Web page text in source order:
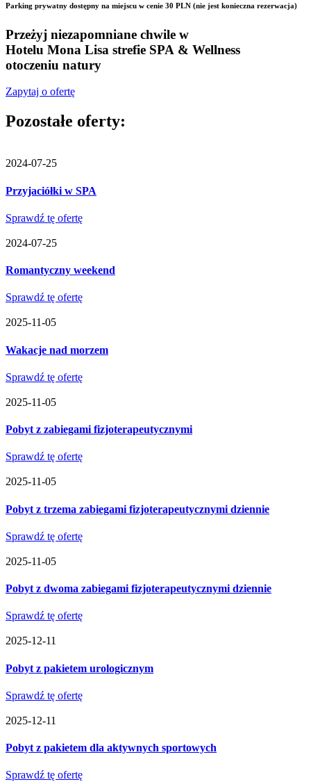
Parking prywatny dostępny na miejscu w cenie 30 PLN (nie jest konieczna rezerwacja)
Przeżyj niezapomniane chwile w
Hotelu Mona Lisa strefie SPA & Wellness
otoczeniu natury
Zapytaj o ofertę
Pozostałe oferty:
2024-07-25
Przyjaciółki w SPA
Sprawdź tę ofertę
2024-07-25
Romantyczny weekend
Sprawdź tę ofertę
2025-11-05
Wakacje nad morzem
Sprawdź tę ofertę
2025-11-05
Pobyt z zabiegami fizjoterapeutycznymi
Sprawdź tę ofertę
2025-11-05
Pobyt z trzema zabiegami fizjoterapeutycznymi dziennie
Sprawdź tę ofertę
2025-11-05
Pobyt z dwoma zabiegami fizjoterapeutycznymi dziennie
Sprawdź tę ofertę
2025-12-11
Pobyt z pakietem urologicznym
Sprawdź tę ofertę
2025-12-11
Pobyt z pakietem dla aktywnych sportowych
Sprawdź tę ofertę